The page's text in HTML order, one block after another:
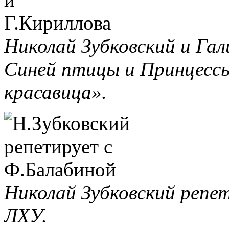
Николай Зубковский и
Синей птицы и
красавица».
Николай Зубковский
ЛХУ.